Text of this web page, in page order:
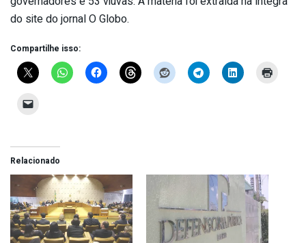
do site do jornal O Globo.
Compartilhe isso:
Relacionado